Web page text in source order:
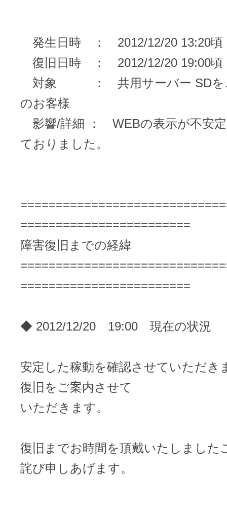
得に！
メールマーケティング
VPS
VPS
※ 弊社が独自で調査したホスティングシェ
ドメインパーキング
メール転送/URL転送
お名前.com 転送Plus
お名前.comネットde診断
メールアドレスを作成
お名前メール
440万枚以上の電子証明書発行実績
SSL証明書
ブランド保護対策をかんたんに
お問い合わせ
メール・電話・チャットはこ
API連携や後払いが可能なプログラム
販売パートナー制度
API Integration,Bulk Discount
Contact us
アフィリエイト
発生日時 ： 2012/12/20 13:20頃
復旧日時 ： 2012/12/20 19:00頃
対象 ： 共用サーバー SDを
のお客様
影響/詳細 ： WEBの表示が不安
ておりました。
========================
障害復旧までの経緯
========================
◆ 2012/12/20 19:00 現在の状況
安定した稼動を確認させていただき
復旧をご案内させて
いただきます。
復旧までお時間を頂戴いたしました
詫び申しあげます。